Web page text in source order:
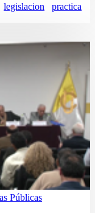
legislacion
practica
Públicas